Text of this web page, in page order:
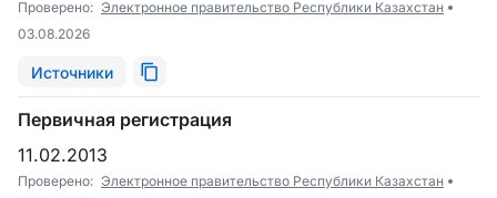
Проверено: Электронное правительство Республики Казахстан
03.08.2026
Источники
Первичная регистрация
11.02.2013
Проверено: Электронное правительство Республики Казахстан